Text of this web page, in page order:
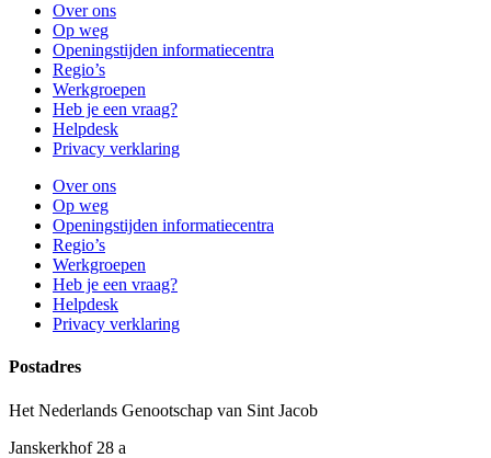
Over ons
Op weg
Openingstijden informatiecentra
Regio’s
Werkgroepen
Heb je een vraag?
Helpdesk
Privacy verklaring
Over ons
Op weg
Openingstijden informatiecentra
Regio’s
Werkgroepen
Heb je een vraag?
Helpdesk
Privacy verklaring
Postadres
Het Nederlands Genootschap van Sint Jacob
Janskerkhof 28 a